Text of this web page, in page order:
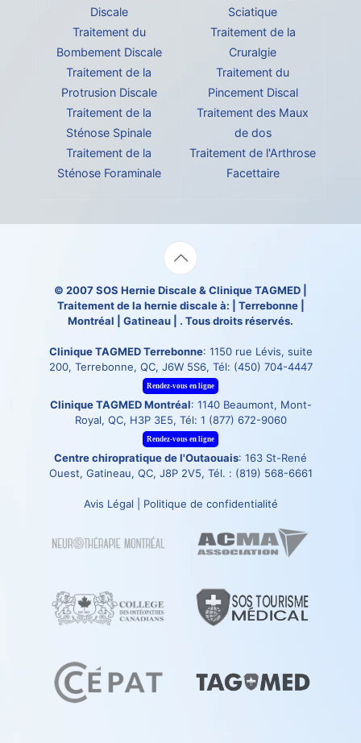
Discale
Traitement du
Bombement Discale
Traitement de la
Protrusion Discale
Traitement de la
Sténose Spinale
Traitement de la
Sténose Foraminale
Sciatique
Traitement de la
Cruralgie
Traitement du
Pincement Discal
Traitement des Maux
de dos
Traitement de l'Arthrose
Facettaire
© 2007SOS Hernie Discale&Clinique TAGMED
Traitement de la hernie discale à: | Terrebonne |
Montréal | Gatineau | . Tous droits réservés.
Clinique TAGMED Terrebonne: 1150 rue Lévis, suite
200, Terrebonne, QC, J6W 5S6, Tél: (450) 704-4447
Rendez-vous en ligne
Clinique TAGMED Montréal: 1140 Beaumont, Mont-
Royal, QC, H3P 3E5, Tél: 1 (877) 672-9060
Rendez-vous en ligne
Centre chiropratique de l'Outaouais: 163 St-René
Ouest, Gatineau, QC, J8P 2V5, Tél. : (819) 568-6661
Avis Légal Politique de confidentialité